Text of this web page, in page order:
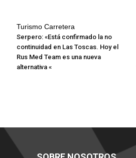
Turismo Carretera
Serpero: «Está confirmado la no
continuidad en Las Toscas. Hoy el
Rus Med Team es una nueva
alternativa «